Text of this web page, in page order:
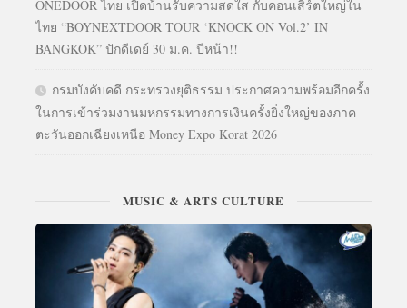
ONEDOOR ไทย เปิดบ้านรับความสดใส กับคอนเสิร์ตใหญ่ใน
ไทย “BOYNEXTDOOR TOUR ‘KNOCK ON Vol.2’ IN
BANGKOK” ปักดีเดย์ 30 ม.ค. ปีหน้า!!
กรมบังคับคดี กระทรวงยุติธรรม ประกาศความพร้อมอีกครั้ง
ในการเข้าร่วมงานมหกรรมทางการเงินครั้งยิ่งใหญ่ของภาค
ตะวันออกเฉียงเหนือ Money Expo Korat 2026
MUSIC & ARTS CULTURE